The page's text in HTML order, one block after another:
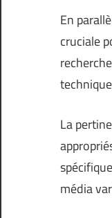
En
cruciale
La
média